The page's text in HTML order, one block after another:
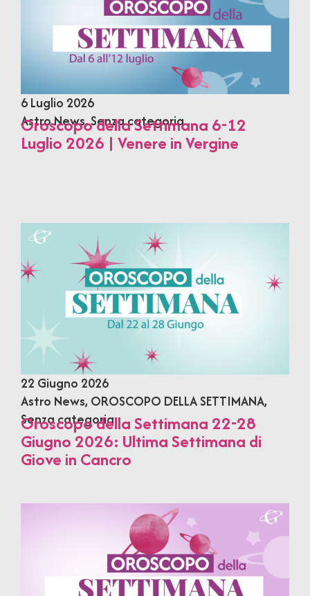
6 Luglio 2026
Astro News,Senza categoria
Oroscopo della Settimana 6-12
Luglio 2026 | Venere in Vergine
22 Giugno 2026
Astro News, OROSCOPO DELLA SETTIMANA,
Senza categoria
Oroscopo della Settimana 22-28
Giugno 2026: Ultima Settimana di
Giove in Cancro